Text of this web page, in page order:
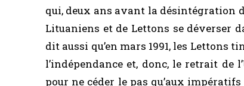
qui, deux ans avant la désintégration
Lituaniens et de Lettons se déverser
dit aussi qu’en mars 1991, les Lettons
l’indépendance et, donc, le retrait de
pour ne céder le pas qu’aux